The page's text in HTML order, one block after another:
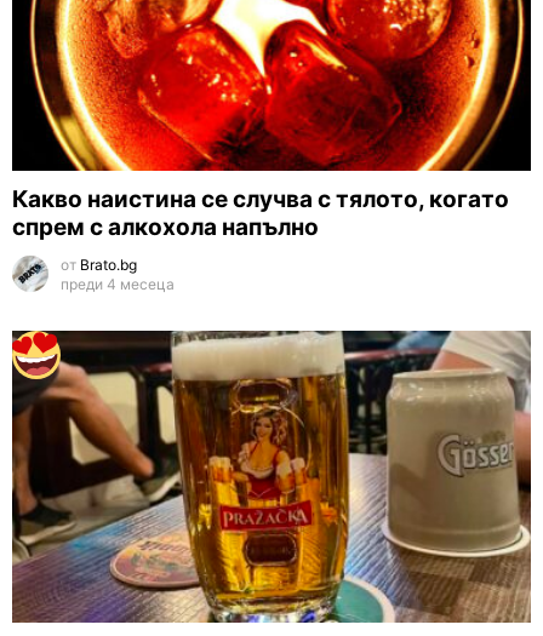
Какво наистина се случва с тялото, когато
спрем с алкохола напълно
от Brato.bg
преди 4 месеца